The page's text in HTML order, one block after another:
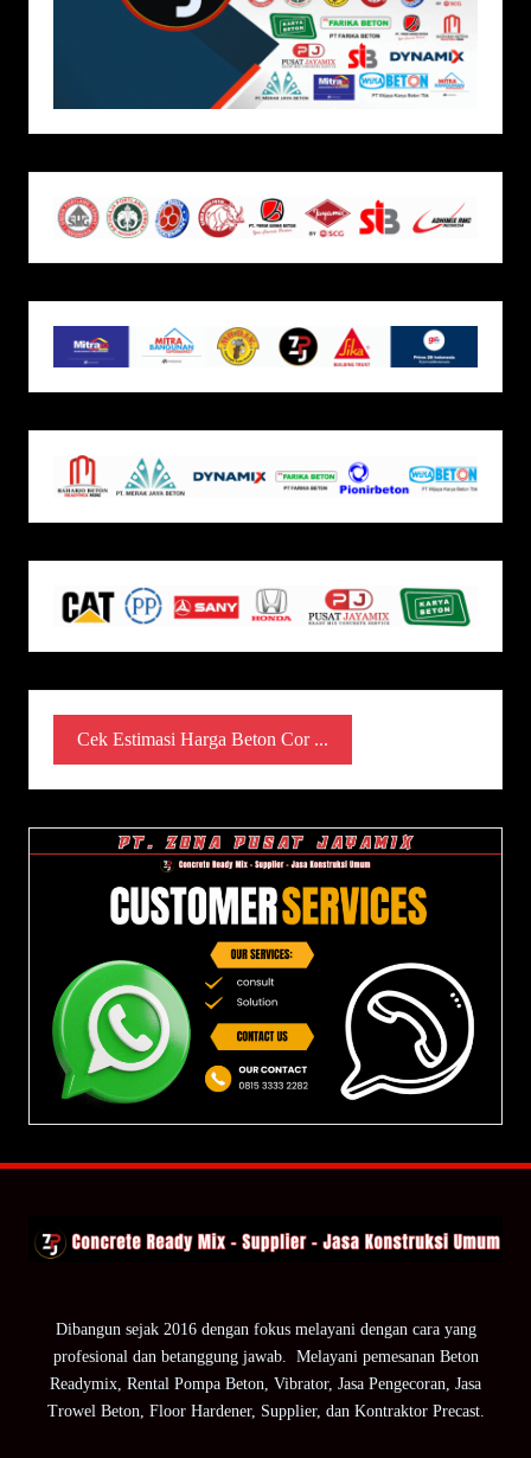
Cek Estimasi Harga Beton Cor ...
Dibangun sejak 2016 dengan fokus melayani dengan cara yang
profesional dan betanggung jawab. Melayani pemesanan Beton
Readymix, Rental Pompa Beton, Vibrator, Jasa Pengecoran, Jasa
Trowel Beton, Floor Hardener, Supplier, dan Kontraktor Precast.